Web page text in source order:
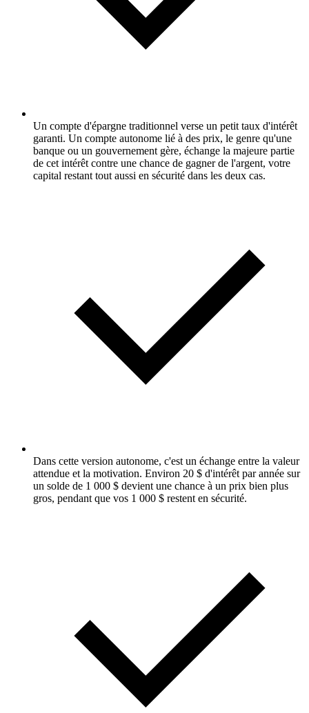
Un compte d'épargne traditionnel verse un petit taux d'intérêt
garanti. Un compte autonome lié à des prix, le genre qu'une
banque ou un gouvernement gère, échange la majeure partie
de cet intérêt contre une chance de gagner de l'argent, votre
capital restant tout aussi en sécurité dans les deux cas.
Dans cette version autonome, c'est un échange entre la valeur
attendue et la motivation. Environ 20 $ d'intérêt par année sur
un solde de 1 000 $ devient une chance à un prix bien plus
gros, pendant que vos 1 000 $ restent en sécurité.